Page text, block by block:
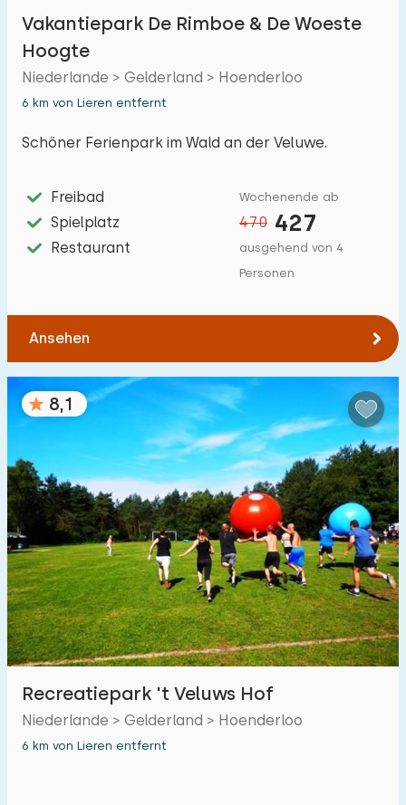
Vakantiepark De Rimboe & De Woeste
Hoogte
Niederlande > Gelderland > Hoenderloo
6 km von Lieren entfernt
Schöner Ferienpark im Wald an der Veluwe.
Freibad
Spielplatz
Restaurant
Wochenende ab
470 427
ausgehend von 4
Personen
Ansehen
8,1
Recreatiepark 't Veluws Hof
Niederlande > Gelderland > Hoenderloo
6 km von Lieren entfernt